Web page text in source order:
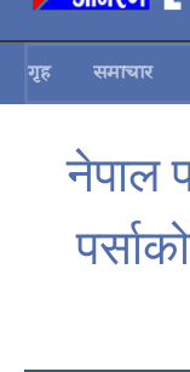
गृह समाचार
नेपाल